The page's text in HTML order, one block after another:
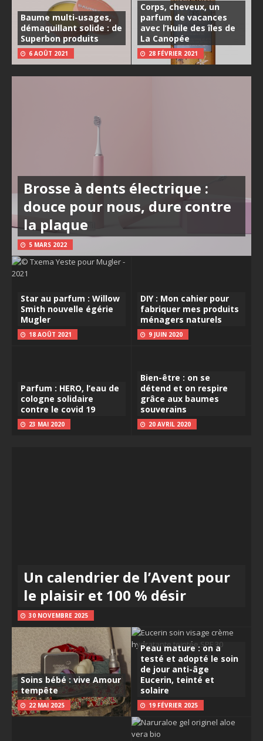
Baume multi-usages,
démaquillant solide : de
Superbon produits
6 AOÛT 2021
Corps, cheveux, un
parfum de vacances
avec l’Huile des îles de
La Canopée
28 FÉVRIER 2021
Brosse à dents électrique :
douce pour nous, dure contre
la plaque
5 MARS 2022
Star au parfum : Willow
Smith nouvelle égérie
Mugler
18 AOÛT 2021
DIY : Mon cahier pour
fabriquer mes produits
ménagers naturels
9 JUIN 2020
Parfum : HERO, l’eau de
cologne solidaire
contre le covid 19
23 MAI 2020
Bien-être : on se
détend et on respire
grâce aux baumes
souverains
20 AVRIL 2020
Un calendrier de l’Avent pour
le plaisir et 100 % désir
30 NOVEMBRE 2025
Soins bébé : vive Amour
tempête
22 MAI 2025
Peau mature : on a
testé et adopté le soin
de jour anti-âge
Eucerin, teinté et
solaire
19 FÉVRIER 2025